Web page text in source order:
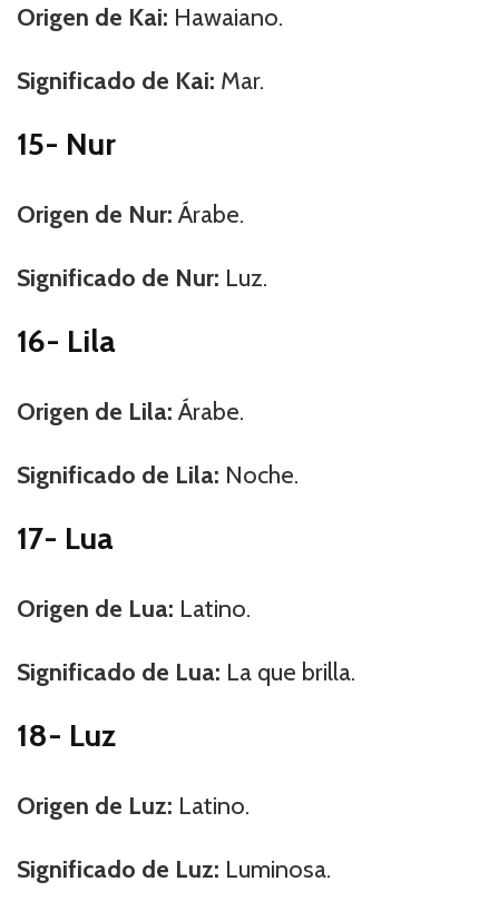
Origen de Kai: Hawaiano.
Significado de Kai: Mar.
15- Nur
Origen de Nur:Árabe.
Significado de Nur: Luz.
16- Lila
Origen de Lila:Árabe.
Significado de Lila: Noche.
17- Lua
Origen de Lua: Latino.
Significado de Lua: La que brilla.
18- Luz
Origen de Luz: Latino.
Significado de Luz: Luminosa.